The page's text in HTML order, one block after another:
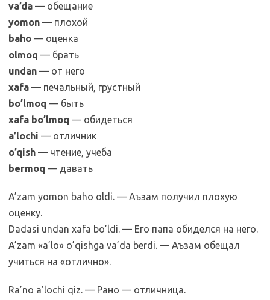
va’da — обещание
yomon — плохой
baho — оценка
olmoq — брать
undan — от него­
xafa — печальный, грустный
bo’lmoq — быть
xafa bo’lmoq — обидеться
a’lochi — отличник
o’qish — чтение, учеба
bermoq — давать
A’zam yomon baho oldi. — Аъзам получил плохую
оценку.
Dadasi undan xafa bo’ldi. — Его папа обиделся на него.
A’zam «a’lo» o’qishga va’da berdi. — Аъзам обещал
учиться на «отлично».
Ra’no a’lochi qiz. — Рано — отличница.